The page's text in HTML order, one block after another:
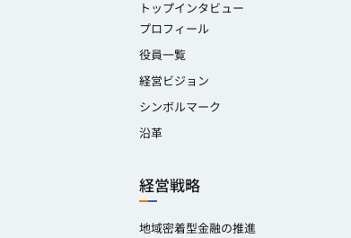
トップインタビュー
プロフィール
役員一覧
経営ビジョン
シンボルマーク
沿革
経営戦略
地域密着型金融の推進